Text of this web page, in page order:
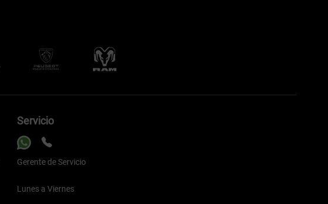
Servicio
Gerente de Servicio
Lunes a Viernes